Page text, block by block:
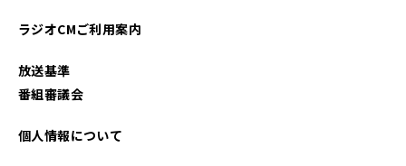
2025年09月
ラジオCMご利用案内
放送基準
番組審議会
個人情報について